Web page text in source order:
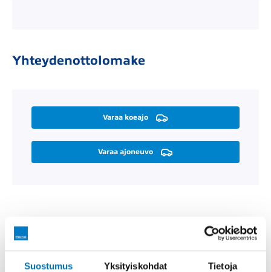
Suostumus Yksityiskohdat Tietoja
Yhteydenottolomake
Varaa koeajo
Varaa ajoneuvo
Räätälöi itsellesi sopiva rahoitus